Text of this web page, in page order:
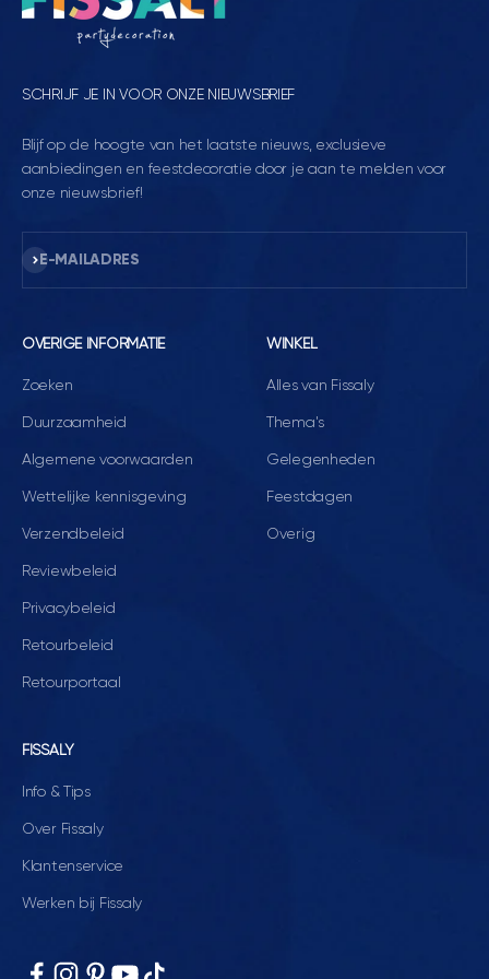
SCHRIJF JE IN VOOR ONZE NIEUWSBRIEF
Blijf op de hoogte van het laatste nieuws, exclusieve
aanbiedingen en feestdecoratie door je aan te melden voor
onze nieuwsbrief!
E-MAILADRES
Abonneren
OVERIGE INFORMATIE
Zoeken
Duurzaamheid
Algemene voorwaarden
Wettelijke kennisgeving
Verzendbeleid
Reviewbeleid
Privacybeleid
Retourbeleid
Retourportaal
WINKEL
Alles van Fissaly
Thema's
Gelegenheden
Feestdagen
Overig
FISSALY
Info & Tips
Over Fissaly
Klantenservice
Werken bij Fissaly